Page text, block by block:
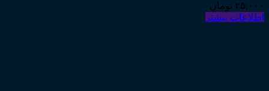
۲۵,۰۰۰ تومان
اطلاعات بیشتر